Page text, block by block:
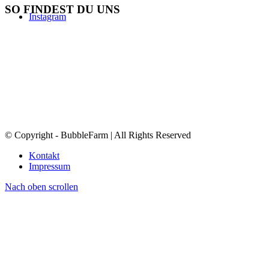
Instagram
SO FINDEST DU UNS
© Copyright - BubbleFarm | All Rights Reserved
Kontakt
Impressum
Nach oben scrollen